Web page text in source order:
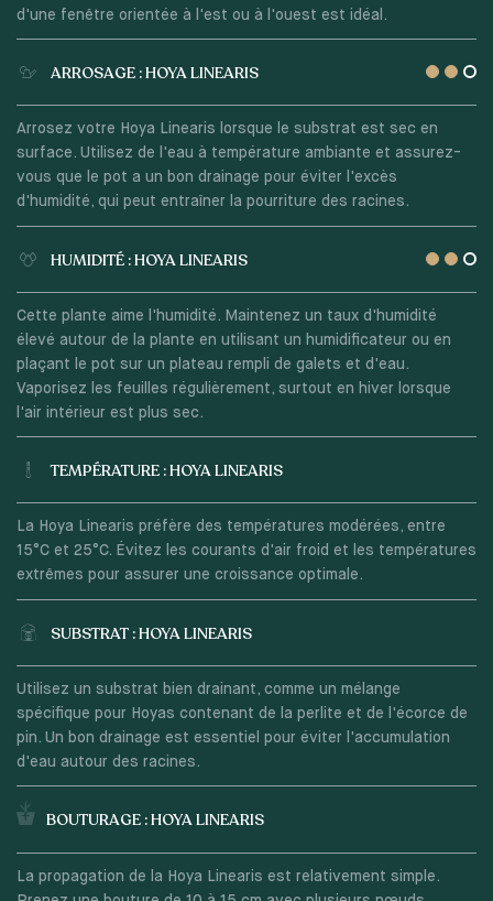
d'une fenêtre orientée à l'est ou à l'ouest est idéal.
ARROSAGE : HOYA LINEARIS
Arrosez votre Hoya Linearis lorsque le substrat est sec en
surface. Utilisez de l'eau à température ambiante et assurez-
vous que le pot a un bon drainage pour éviter l'excès
d'humidité, qui peut entraîner la pourriture des racines.
HUMIDITÉ : HOYA LINEARIS
Cette plante aime l'humidité. Maintenez un taux d'humidité
élevé autour de la plante en utilisant un humidificateur ou en
plaçant le pot sur un plateau rempli de galets et d'eau.
Vaporisez les feuilles régulièrement, surtout en hiver lorsque
l'air intérieur est plus sec.
TEMPÉRATURE : HOYA LINEARIS
La Hoya Linearis préfère des températures modérées, entre
15°C et 25°C. Évitez les courants d'air froid et les températures
extrêmes pour assurer une croissance optimale.
SUBSTRAT : HOYA LINEARIS
Utilisez un substrat bien drainant, comme un mélange
spécifique pour Hoyas contenant de la perlite et de l'écorce de
pin. Un bon drainage est essentiel pour éviter l'accumulation
d'eau autour des racines.
BOUTURAGE : HOYA LINEARIS
La propagation de la Hoya Linearis est relativement simple.